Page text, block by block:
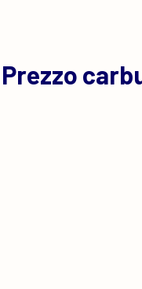
Prezzo